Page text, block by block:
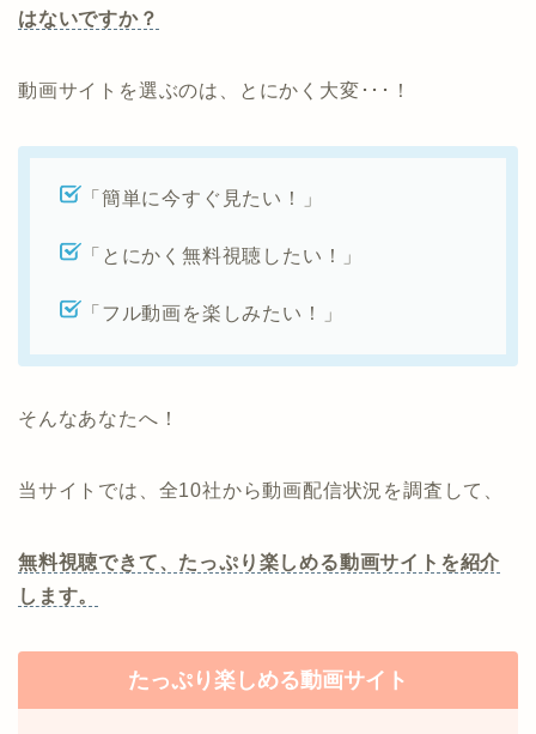
はないですか？
動画サイトを選ぶのは、とにかく大変･･･！
「簡単に今すぐ見たい！」
「とにかく無料視聴したい！」
「フル動画を楽しみたい！」
そんなあなたへ！
当サイトでは、全10社から動画配信状況を調査して、
無料視聴できて、たっぷり楽しめる動画サイトを紹介
します。
たっぷり楽しめる動画サイト